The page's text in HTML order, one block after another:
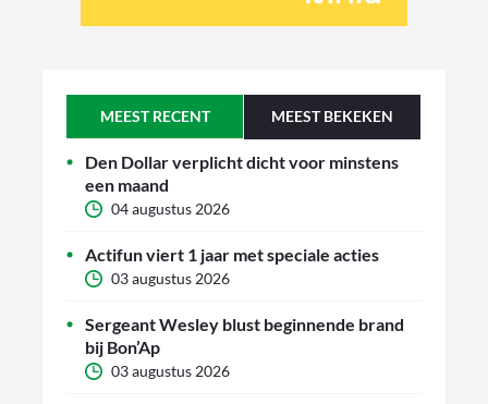
MEEST RECENT MEEST BEKEKEN
Den Dollar verplicht dicht voor minstens
een maand
04 augustus 2026
Actifun viert 1 jaar met speciale acties
03 augustus 2026
Sergeant Wesley blust beginnende brand
bij Bon’Ap
03 augustus 2026